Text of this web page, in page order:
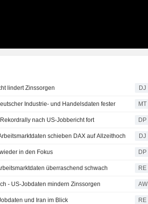
lindert Zinssorgen DJ
Industrie- und Handelsdaten fester MT
nach US-Jobbericht fort DP
schieben DAX auf Allzeithoch DJ
in den Fokus DP
überraschend schwach RE
- US-Jobdaten mindern Zinssorgen AW
und Iran im Blick RE